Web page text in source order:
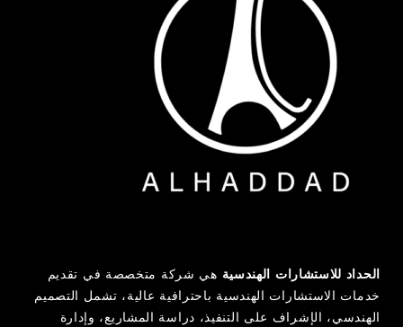
مراحل الإشراف الهندسي خطوة بخطوة كيف يضمن نجاح مشروعك؟
الفرق بين إدارة المشاريع والإشراف الهندسي أيهما تحتاج لمشروعك؟
966138345032
الحداد للاستشارات الهندسية هي شركة متخصصة في تقديم
خدمات الاستشارات الهندسية باحترافية عالية، تشمل التصميم
الهندسي، الإشراف على التنفيذ، دراسة المشاريع، وإدارة